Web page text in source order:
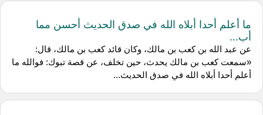
ما أعلم أحدا أبلاه الله في صدق الحديث أحسن مما
أب...
عن ‌عبد الله بن كعب بن مالك، وكان قائد كعب بن مالك، قال:
«سمعت كعب بن مالك يحدث، حين تخلف، عن قصة تبوك: فوالله ما
أعلم أحدا أبلاه الله في صدق الحديث...